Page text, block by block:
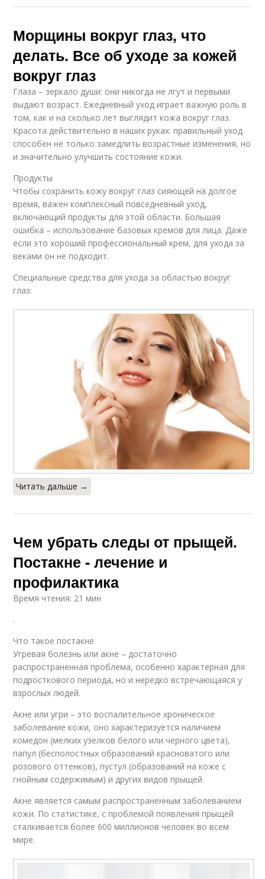
Морщины вокруг глаз, что
делать. Все об уходе за кожей
вокруг глаз
Глаза – зеркало души: они никогда не лгут и первыми
выдают возраст. Ежедневный уход играет важную роль в
том, как и на сколько лет выглядит кожа вокруг глаз.
Красота действительно в наших руках: правильный уход
способен не только замедлить возрастные изменения, но
и значительно улучшить состояние кожи.
Продукты
Чтобы сохранить кожу вокруг глаз сияющей на долгое
время, важен комплексный повседневный уход,
включающий продукты для этой области. Большая
ошибка – использование базовых кремов для лица. Даже
если это хороший профессиональный крем, для ухода за
веками он не подходит.
Специальные средства для ухода за областью вокруг
глаз:
Читать дальше →
Чем убрать следы от прыщей.
Постакне - лечение и
профилактика
Время чтения: 21 мин
.
Что такое постакне
Угревая болезнь или акне – достаточно
распространенная проблема, особенно характерная для
подросткового периода, но и нередко встречающаяся у
взрослых людей.
Акне или угри – это воспалительное хроническое
заболевание кожи, оно характеризуется наличием
комедон (мелких узелков белого или черного цвета),
папул (бесполостных образований красноватого или
розового оттенков), пустул (образований на коже с
гнойным содержимым) и других видов прыщей.
Акне является самым распространенным заболеванием
кожи. По статистике, с проблемой появления прыщей
сталкивается более 600 миллионов человек во всем
мире.